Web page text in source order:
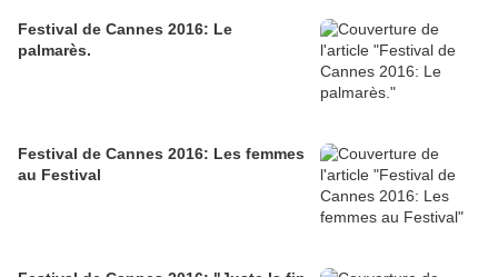
Festival de Cannes 2016: Le
palmarès.
Festival de Cannes 2016: Les femmes
au Festival